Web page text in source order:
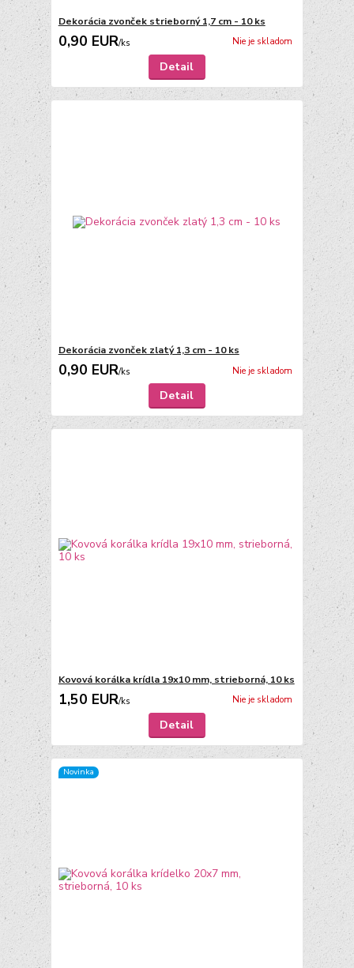
Dekorácia zvonček strieborný 1,7 cm - 10 ks
0,90 EUR/ks Nie je skladom
Detail
Dekorácia zvonček zlatý 1,3 cm - 10 ks
0,90 EUR/ks Nie je skladom
Detail
Kovová korálka krídla 19x10 mm, strieborná, 10 ks
1,50 EUR/ks Nie je skladom
Detail
Novinka